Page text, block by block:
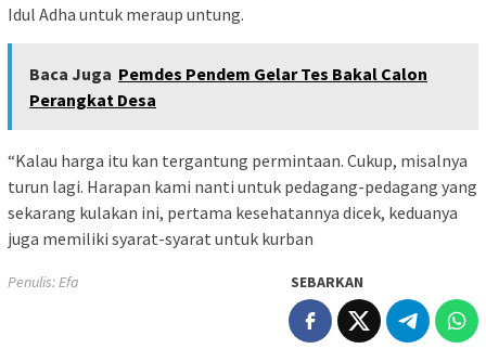
Idul Adha untuk meraup untung.
Baca Juga Pemdes Pendem Gelar Tes Bakal Calon
Perangkat Desa
“Kalau harga itu kan tergantung permintaan. Cukup, misalnya
turun lagi. Harapan kami nanti untuk pedagang-pedagang yang
sekarang kulakan ini, pertama kesehatannya dicek, keduanya
juga memiliki syarat-syarat untuk kurban
Penulis: Efa SEBARKAN